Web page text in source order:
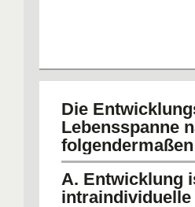
Die
Lebensspanne
A. Entwicklung